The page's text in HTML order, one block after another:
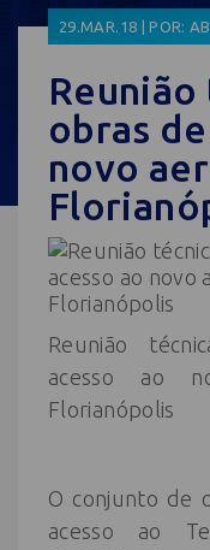
29.MAR.18 | POR:
obras
novo
Reunião
acesso ao
Florianópolis
O conjunto de
acesso ao